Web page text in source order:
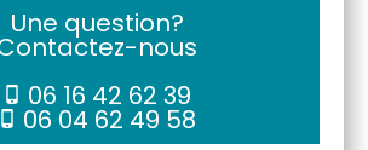
Une question?
nous
06 16 42 62 39
06 04 62 49 58